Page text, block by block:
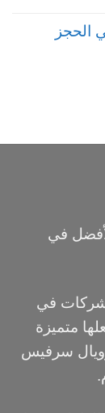
الحجز
في
في
متميزة
سرفيس